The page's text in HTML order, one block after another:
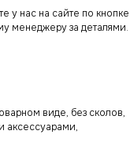
у нас на сайте по кнопке
менеджеру за деталями.
виде, без сколов,
аксессуарами,